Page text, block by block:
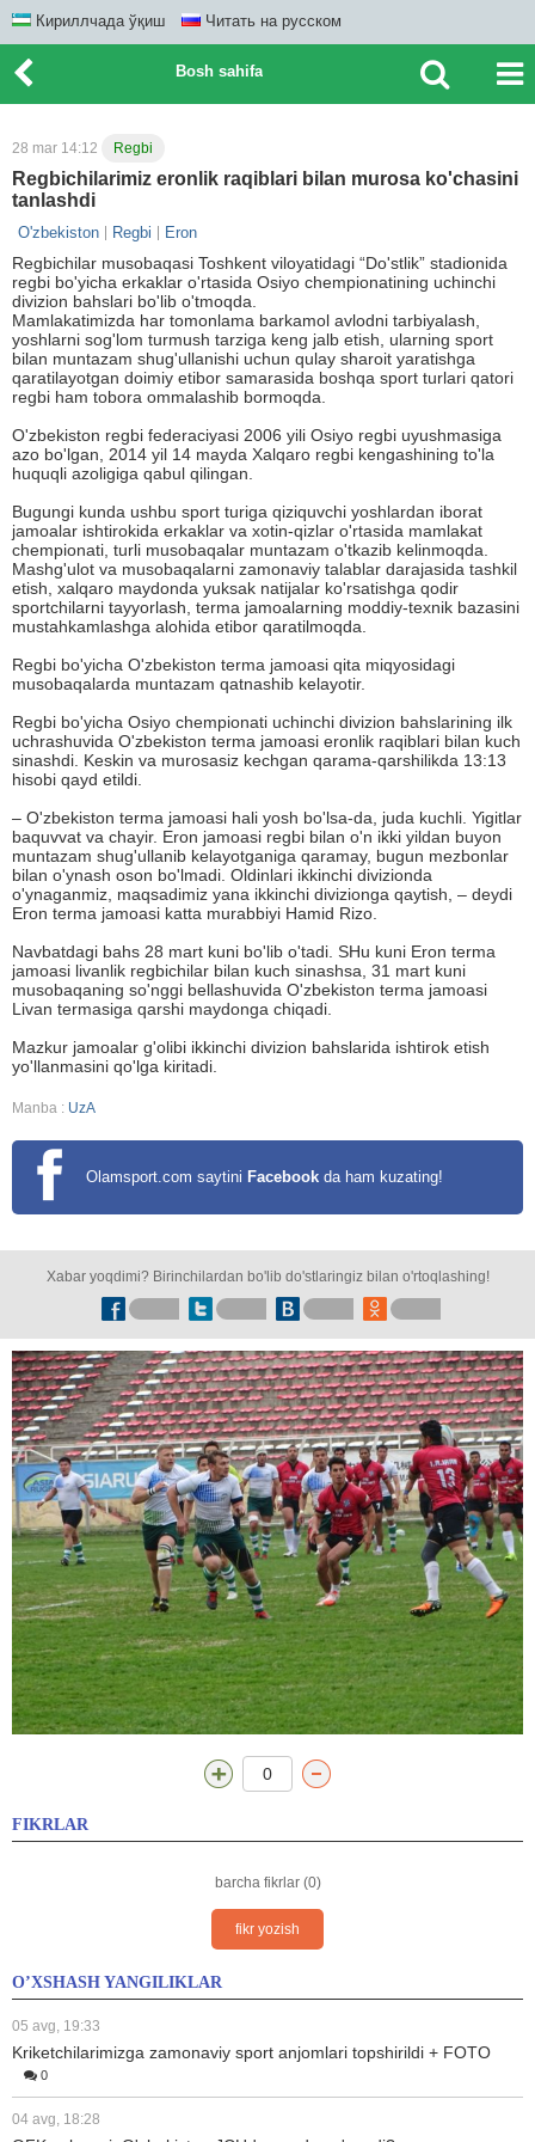
Кириллчада ўқиш Читать на русском
Bosh sahifa
28 mar 14:12 Regbi
Regbichilarimiz eronlik raqiblari bilan murosa ko'chasini
tanlashdi
O'zbekiston Regbi Eron
Regbichilar musobaqasi Toshkent viloyatidagi “Do'stlik” stadionida
regbi bo'yicha erkaklar o'rtasida Osiyo chempionatining uchinchi
divizion bahslari bo'lib o'tmoqda.
Mamlakatimizda har tomonlama barkamol avlodni tarbiyalash,
yoshlarni sog'lom turmush tarziga keng jalb etish, ularning sport
bilan muntazam shug'ullanishi uchun qulay sharoit yaratishga
qaratilayotgan doimiy etibor samarasida boshqa sport turlari qatori
regbi ham tobora ommalashib bormoqda.
O'zbekiston regbi federaciyasi 2006 yili Osiyo regbi uyushmasiga
azo bo'lgan, 2014 yil 14 mayda Xalqaro regbi kengashining to'la
huquqli azoligiga qabul qilingan.
Bugungi kunda ushbu sport turiga qiziquvchi yoshlardan iborat
jamoalar ishtirokida erkaklar va xotin-qizlar o'rtasida mamlakat
chempionati, turli musobaqalar muntazam o'tkazib kelinmoqda.
Mashg'ulot va musobaqalarni zamonaviy talablar darajasida tashkil
etish, xalqaro maydonda yuksak natijalar ko'rsatishga qodir
sportchilarni tayyorlash, terma jamoalarning moddiy-texnik bazasini
mustahkamlashga alohida etibor qaratilmoqda.
Regbi bo'yicha O'zbekiston terma jamoasi qita miqyosidagi
musobaqalarda muntazam qatnashib kelayotir.
Regbi bo'yicha Osiyo chempionati uchinchi divizion bahslarining ilk
uchrashuvida O'zbekiston terma jamoasi eronlik raqiblari bilan kuch
sinashdi. Keskin va murosasiz kechgan qarama-qarshilikda 13:13
hisobi qayd etildi.
– O'zbekiston terma jamoasi hali yosh bo'lsa-da, juda kuchli. Yigitlar
baquvvat va chayir. Eron jamoasi regbi bilan o'n ikki yildan buyon
muntazam shug'ullanib kelayotganiga qaramay, bugun mezbonlar
bilan o'ynash oson bo'lmadi. Oldinlari ikkinchi divizionda
o'ynaganmiz, maqsadimiz yana ikkinchi divizionga qaytish, – deydi
Eron terma jamoasi katta murabbiyi Hamid Rizo.
Navbatdagi bahs 28 mart kuni bo'lib o'tadi. SHu kuni Eron terma
jamoasi livanlik regbichilar bilan kuch sinashsa, 31 mart kuni
musobaqaning so'nggi bellashuvida O'zbekiston terma jamoasi
Livan termasiga qarshi maydonga chiqadi.
Mazkur jamoalar g'olibi ikkinchi divizion bahslarida ishtirok etish
yo'llanmasini qo'lga kiritadi.
Manba : UzA
Olamsport.com saytini Facebook da ham kuzating!
Xabar yoqdimi? Birinchilardan bo'lib do'stlaringiz bilan o'rtoqlashing!
0
FIKRLAR
barcha fikrlar (0)
fikr yozish
O’XSHASH YANGILIKLAR
05 avg, 19:33
Kriketchilarimizga zamonaviy sport anjomlari topshirildi + FOTO
0
04 avg, 18:28